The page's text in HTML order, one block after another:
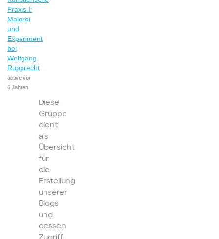
Praxis I:
Malerei
und
Experiment
bei
Wolfgang
Rupprecht
active vor
6 Jahren
Diese
Gruppe
dient
als
Übersicht
für
die
Erstellung
unserer
Blogs
und
dessen